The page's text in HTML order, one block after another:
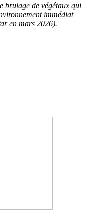
brulage de végétaux qui
immédiat
en mars 2026).